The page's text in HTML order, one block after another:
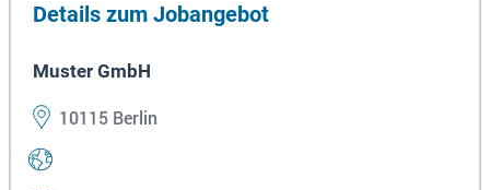
Details zum Jobangebot
Muster GmbH
10115 Berlin